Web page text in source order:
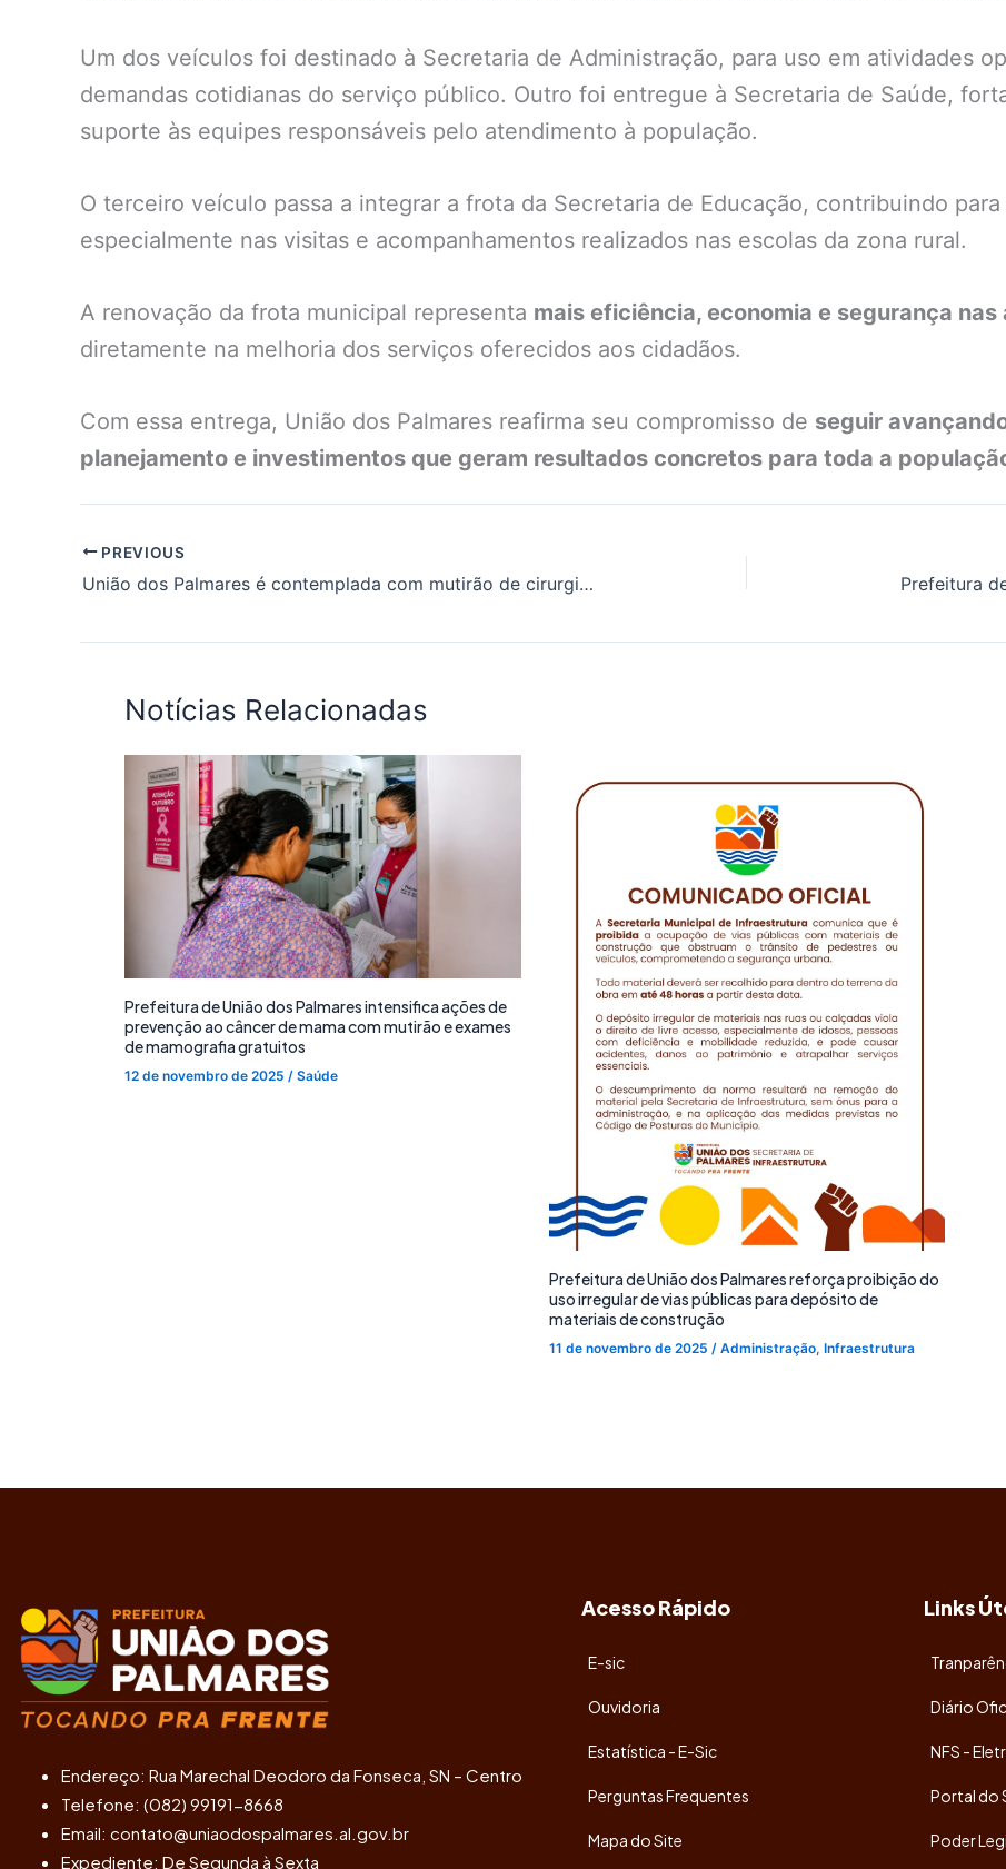
Um dos veículos foi destinado à Secretaria de Administração, para uso em atividades
demandas cotidianas do serviço público. Outro foi entregue à Secretaria de Saúde,
suporte às equipes responsáveis pelo atendimento à população.
O terceiro veículo passa a integrar a frota da Secretaria de Educação, contribuindo
especialmente nas visitas e acompanhamentos realizados nas escolas da zona rural.
A renovação da frota municipal representa mais eficiência, economia e segurança
diretamente na melhoria dos serviços oferecidos aos cidadãos.
Com essa entrega, União dos Palmares reafirma seu compromisso de seguir
planejamento e investimentos que geram resultados concretos para toda a
PREVIOUS
União dos Palmares é contemplada com mutirão de cirurgias de catarata pelo programa Olhar da Gente
Notícias Relacionadas
Prefeitura de União dos Palmares intensifica ações de
prevenção ao câncer de mama com mutirão e exames
de mamografia gratuitos
12 de novembro de 2025 / Saúde
Prefeitura de União dos Palmares reforça proibição do
uso irregular de vias públicas para depósito de
materiais de construção
11 de novembro de 2025 / Administração, Infraestrutura
Endereço: Rua Marechal Deodoro da Fonseca, SN – Centro
Telefone: (082) 99191-8668
Email: contato@uniaodospalmares.al.gov.br
Expediente: De Segunda à Sexta
Acesso Rápido
E-sic
Ouvidoria
Estatística - E-Sic
Perguntas Frequentes
Mapa do Site
Links
Diário
NFS -
Portal do
Poder